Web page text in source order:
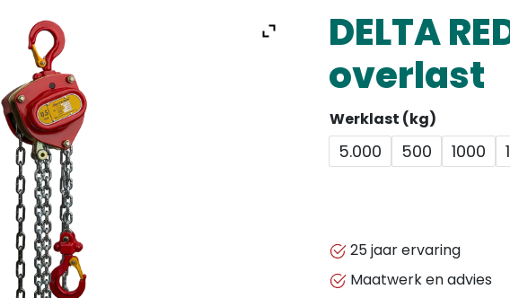
DELTA
overlast
Werklast (kg)
5.000 500 1000
25 jaar ervaring
Maatwerk en advies